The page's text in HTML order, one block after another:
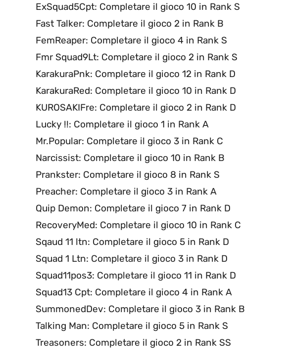
ExSquad5Cpt: Completare il gioco 10 in Rank S
Fast Talker: Completare il gioco 2 in Rank B
FemReaper: Completare il gioco 4 in Rank S
Fmr Squad9Lt: Completare il gioco 2 in Rank S
KarakuraPnk: Completare il gioco 12 in Rank D
KarakuraRed: Completare il gioco 10 in Rank D
KUROSAKIFre: Completare il gioco 2 in Rank D
Lucky !!: Completare il gioco 1 in Rank A
Mr.Popular: Completare il gioco 3 in Rank C
Narcissist: Completare il gioco 10 in Rank B
Prankster: Completare il gioco 8 in Rank S
Preacher: Completare il gioco 3 in Rank A
Quip Demon: Completare il gioco 7 in Rank D
RecoveryMed: Completare il gioco 10 in Rank C
Sqaud 11 ltn: Completare il gioco 5 in Rank D
Squad 1 Ltn: Completare il gioco 3 in Rank D
Squad11pos3: Completare il gioco 11 in Rank D
Squad13 Cpt: Completare il gioco 4 in Rank A
SummonedDev: Completare il gioco 3 in Rank B
Talking Man: Completare il gioco 5 in Rank S
Treasoners: Completare il gioco 2 in Rank SS